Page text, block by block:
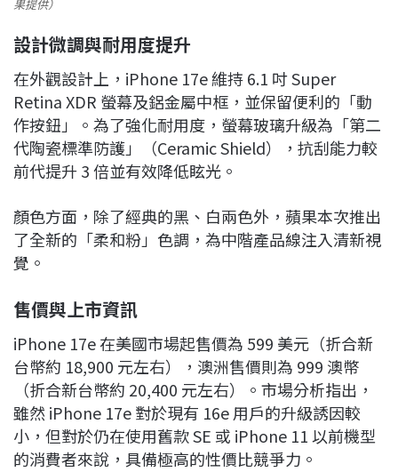
果提供）
設計微調與耐用度提升
在外觀設計上，iPhone 17e 維持 6.1 吋 Super
Retina XDR 螢幕及鋁金屬中框，並保留便利的「動
作按鈕」。為了強化耐用度，螢幕玻璃升級為「第二
代陶瓷標準防護」（Ceramic Shield），抗刮能力較
前代提升 3 倍並有效降低眩光。
顏色方面，除了經典的黑、白兩色外，蘋果本次推出
了全新的「柔和粉」色調，為中階產品線注入清新視
覺。
售價與上市資訊
iPhone 17e 在美國市場起售價為 599 美元（折合新
台幣約 18,900 元左右），澳洲售價則為 999 澳幣
（折合新台幣約 20,400 元左右）。市場分析指出，
雖然 iPhone 17e 對於現有 16e 用戶的升級誘因較
小，但對於仍在使用舊款 SE 或 iPhone 11 以前機型
的消費者來說，具備極高的性價比競爭力。